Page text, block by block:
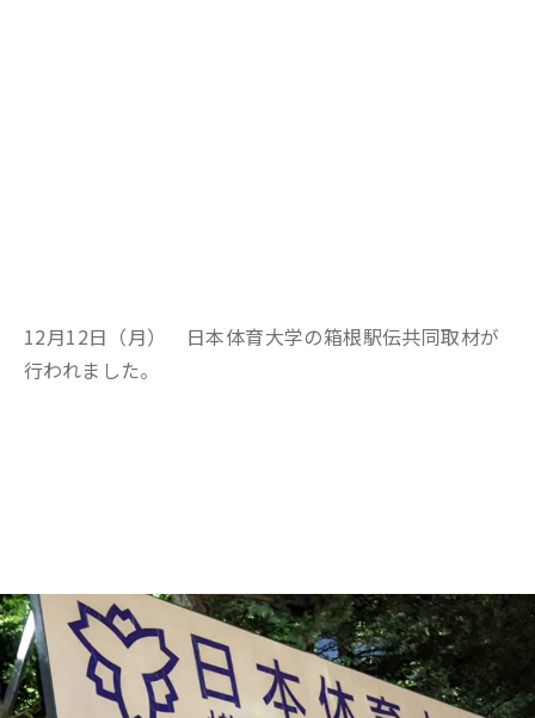
12月12日（月） 日本体育大学の箱根駅伝共同取材が
行われました。